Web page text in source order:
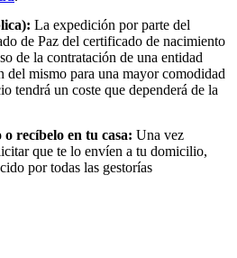
La expedición por parte del
de Paz del certificado de nacimiento
de la contratación de una entidad
del mismo para una mayor comodidad
tendrá un coste que dependerá de la
recíbelo en tu casa: Una vez
que te lo envíen a tu domicilio,
por todas las gestorías